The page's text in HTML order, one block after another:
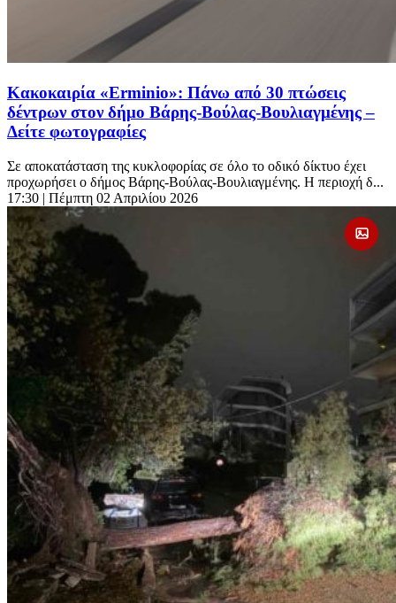
Κακοκαιρία «Erminio»: Πάνω από 30 πτώσεις
δέντρων στον δήμο Βάρης-Βούλας-Βουλιαγμένης –
Δείτε φωτογραφίες
Σε αποκατάσταση της κυκλοφορίας σε όλο το οδικό δίκτυο έχει
προχωρήσει ο δήμος Βάρης-Βούλας-Βουλιαγμένης. Η περιοχή δ...
17:30 | Πέμπτη 02 Απριλίου 2026